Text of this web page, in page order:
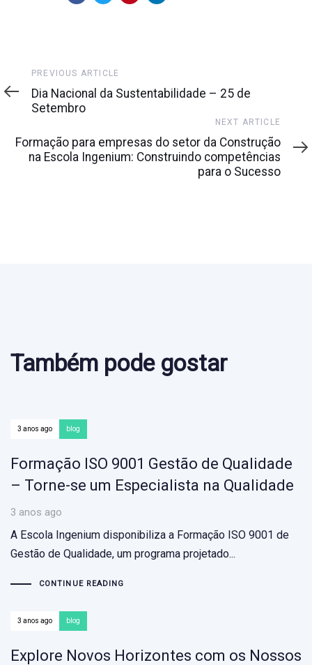
Previous
Article
PREVIOUS ARTICLE
Dia Nacional da Sustentabilidade – 25 de
Setembro
Article
NEXT ARTICLE
Formação para empresas do setor da Construção
na Escola Ingenium: Construindo competências
para o Sucesso
Também pode gostar
3 anos ago blog
Formação ISO 9001 Gestão de Qualidade
– Torne-se um Especialista na Qualidade
3 anos ago
A Escola Ingenium disponibiliza a Formação ISO 9001 de
Gestão de Qualidade, um programa projetado...
CONTINUE READING
3 anos ago blog
Explore Novos Horizontes com os Nossos